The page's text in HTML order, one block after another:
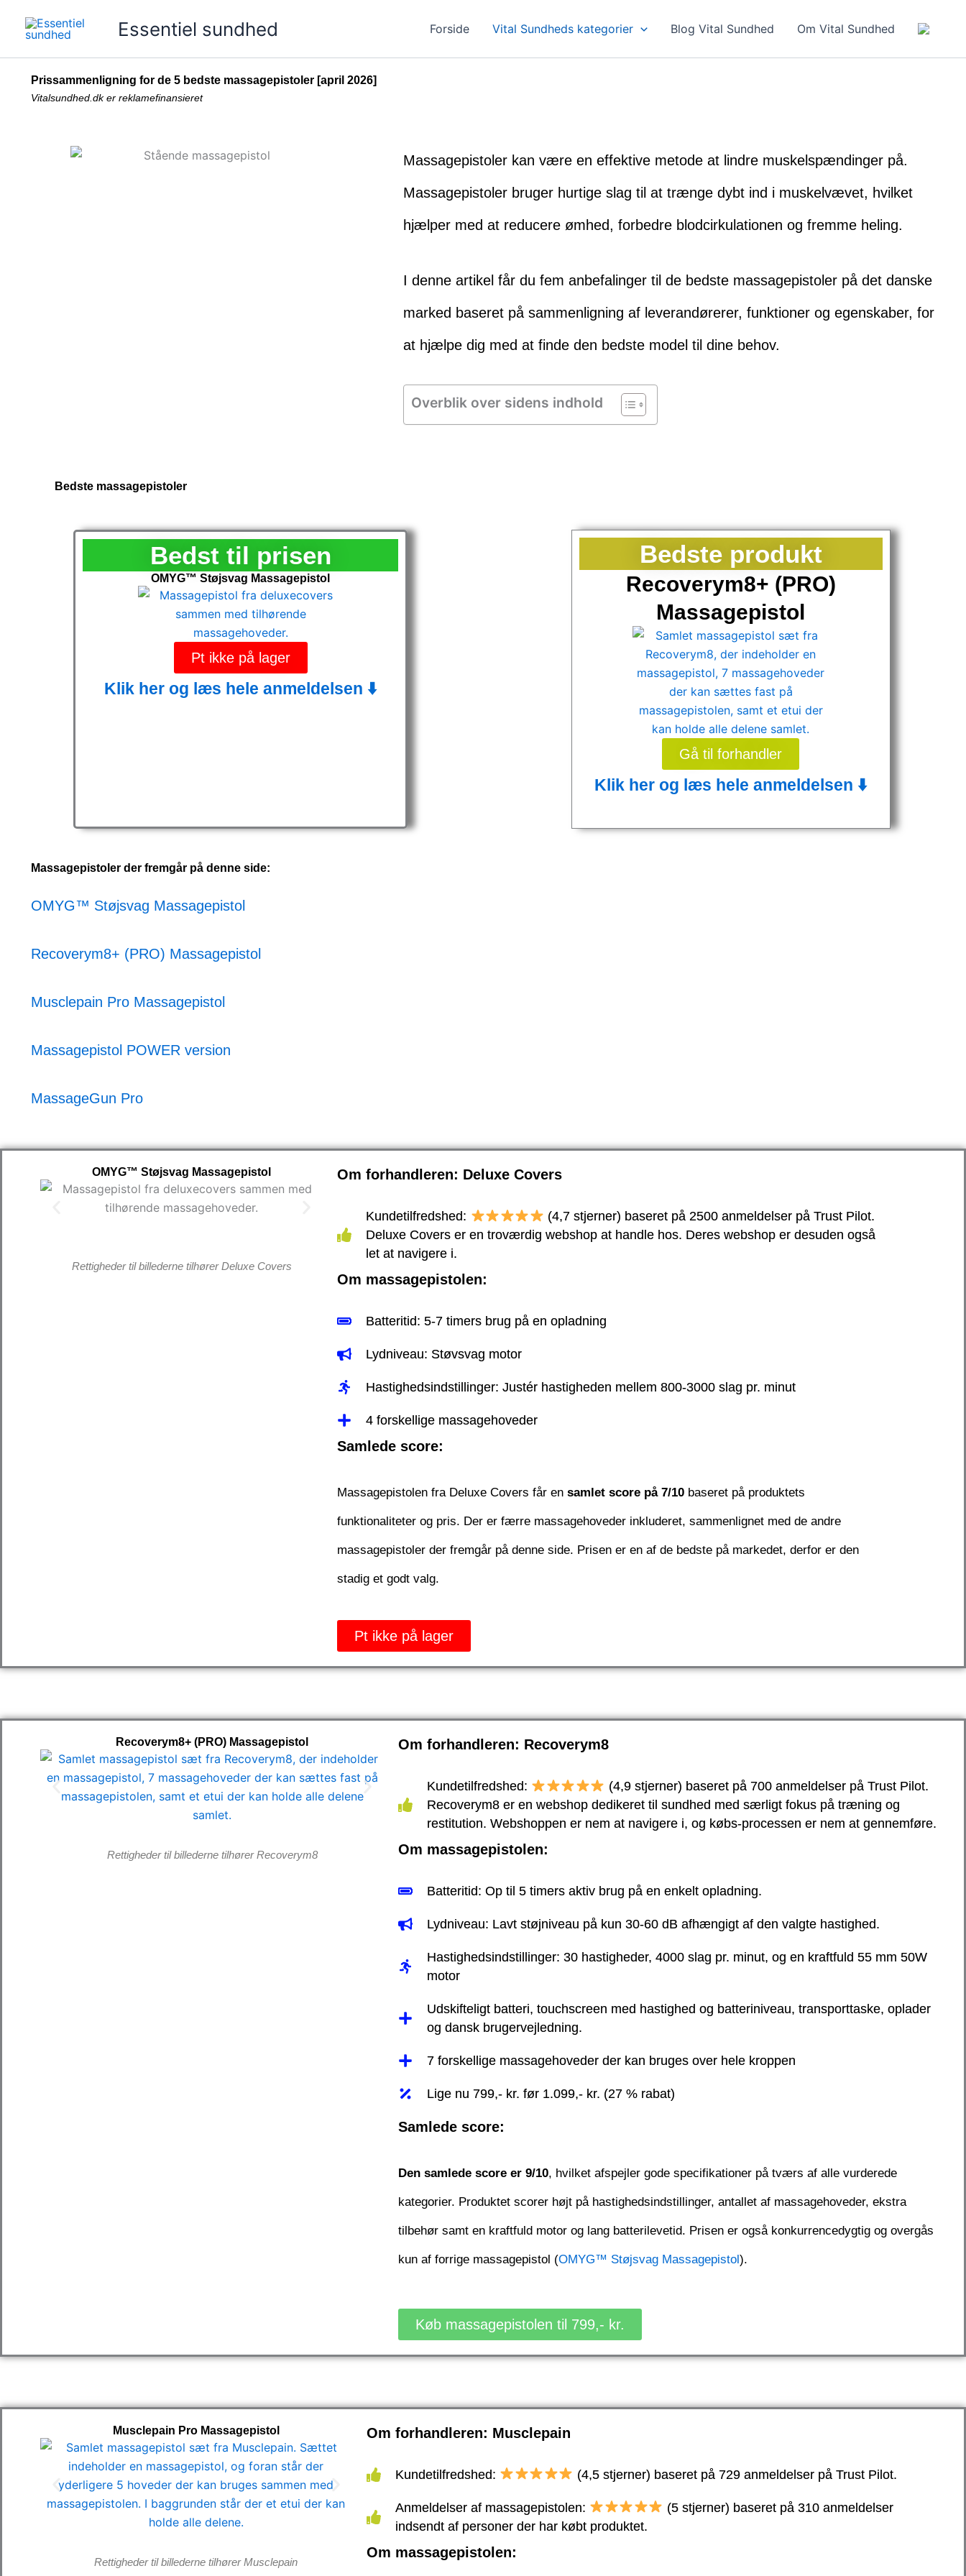
Essentiel sundhed Forside Vital Sundheds kategorier Blog Vital Sundhed Om Vital Sundhed
Prissammenligning for de 5 bedste massagepistoler [april 2026]
Vitalsundhed.dk er reklamefinansieret
Massagepistoler kan være en effektive metode at lindre muskelspændinger på.
Massagepistoler bruger hurtige slag til at trænge dybt ind i muskelvævet, hvilket
hjælper med at reducere ømhed, forbedre blodcirkulationen og fremme heling.
I denne artikel får du fem anbefalinger til de bedste massagepistoler på det danske
marked baseret på sammenligning af leverandørerer, funktioner og egenskaber, for
at hjælpe dig med at finde den bedste model til dine behov.
Overblik over sidens indhold
Bedste massagepistoler
Bedst til prisen
OMYG™ Støjsvag Massagepistol
Pt ikke på lager
Klik her og læs hele anmeldelsen ⬇️
Bedste produkt
Recoverym8+ (PRO)
Massagepistol
Gå til forhandler
Klik her og læs hele anmeldelsen ⬇️
Massagepistoler der fremgår på denne side:
OMYG™ Støjsvag Massagepistol
Recoverym8+ (PRO) Massagepistol
Musclepain Pro Massagepistol
Massagepistol POWER version
MassageGun Pro
OMYG™ Støjsvag Massagepistol
Rettigheder til billederne tilhører Deluxe Covers
Om forhandleren: Deluxe Covers
Kundetilfredshed:
(4,7 stjerner) baseret på 2500 anmeldelser på Trust Pilot.
Deluxe Covers er en troværdig webshop at handle hos. Deres webshop er desuden også
let at navigere i.
Om massagepistolen:
Batteritid: 5-7 timers brug på en opladning
Lydniveau: Støvsvag motor
Hastighedsindstillinger: Justér hastigheden mellem 800-3000 slag pr. minut
4 forskellige massagehoveder
Samlede score:
Massagepistolen fra Deluxe Covers får ensamlet score på 7/10 baseret på produktets
funktionaliteter og pris. Der er færre massagehoveder inkluderet, sammenlignet med de andre
massagepistoler der fremgår på denne side. Prisen er en af de bedste på markedet, derfor er den
stadig et godt valg.
Pt ikke på lager
Recoverym8+ (PRO) Massagepistol
Rettigheder til billederne tilhører Recoverym8
Om forhandleren: Recoverym8
Kundetilfredshed:
(4,9 stjerner) baseret på 700 anmeldelser på Trust Pilot.
Recoverym8 er en webshop dedikeret til sundhed med særligt fokus på træning og
restitution. Webshoppen er nem at navigere i, og købs-processen er nem at gennemføre.
Om massagepistolen:
Batteritid: Op til 5 timers aktiv brug på en enkelt opladning.
Lydniveau: Lavt støjniveau på kun 30-60 dB afhængigt af den valgte hastighed.
Hastighedsindstillinger: 30 hastigheder, 4000 slag pr. minut, og en kraftfuld 55 mm 50W
motor
Udskifteligt batteri, touchscreen med hastighed og batteriniveau, transporttaske, oplader
og dansk brugervejledning.
7 forskellige massagehoveder der kan bruges over hele kroppen
Lige nu 799,- kr. før 1.099,- kr. (27 % rabat)
Samlede score:
Den samlede score er 9/10, hvilket afspejler gode specifikationer på tværs af alle vurderede
kategorier. Produktet scorer højt på hastighedsindstillinger, antallet af massagehoveder, ekstra
tilbehør samt en kraftfuld motor og lang batterilevetid. Prisen er også konkurrencedygtig og overgås
kun af forrige massagepistol (OMYG™ Støjsvag Massagepistol).
Køb massagepistolen til 799,- kr.
Musclepain Pro Massagepistol
Rettigheder til billederne tilhører Musclepain
Om forhandleren: Musclepain
Kundetilfredshed: (4,5 stjerner) baseret på 729 anmeldelser på Trust Pilot.
Anmeldelser af massagepistolen:
(5 stjerner) baseret på 310 anmeldelser
indsendt af personer der har købt produktet.
Om massagepistolen: